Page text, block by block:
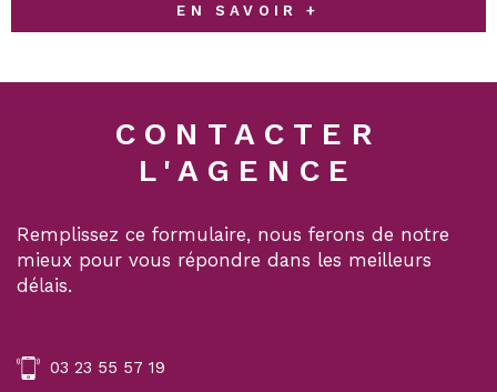
EN SAVOIR +
CONTACTER
L'AGENCE
Remplissez ce formulaire, nous ferons de notre
mieux pour vous répondre dans les meilleurs
délais.
03 23 55 57 19